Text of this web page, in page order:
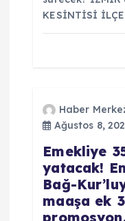
KESİNTİSİ
Haber
Ağustos 8,
Emekliye
yatacak!
Bağ-
maaşa ek